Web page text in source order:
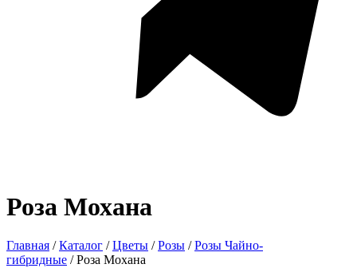
Роза Мохана
Главная /Каталог /Цветы /Розы /Розы Чайно-
гибридные / Роза Мохана